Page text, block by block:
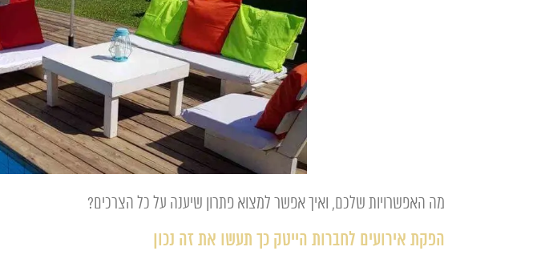
מה האפשרויות שלכם, ואיך אפשר למצוא פתרון שיענה על כל הצרכים?
הפקת אירועים לחברות הייטק כך תעשו את זה נכון